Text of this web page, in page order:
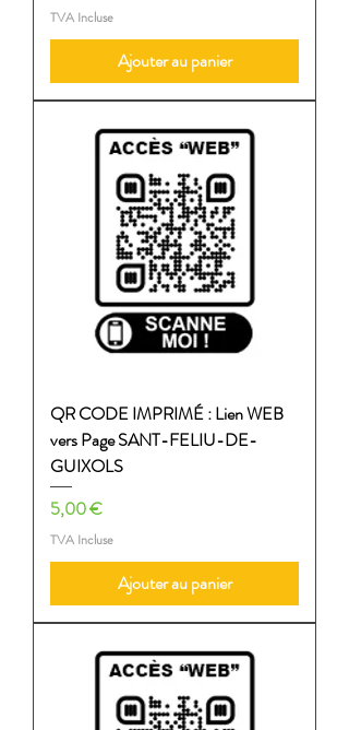
TVA Incluse
Ajouter au panier
QR CODE IMPRIMÉ : Lien WEB
vers Page SANT-FELIU-DE-
GUIXOLS
Prix
5,00 €
TVA Incluse
Ajouter au panier